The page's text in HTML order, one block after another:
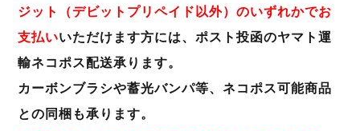
ジット（デビットプリペイド以外）のいずれかでお
支払いいただけます方には、ポスト投函のヤマト運
輸ネコポス配送承ります。
カーボンブラシや蓄光バンパ等、ネコポス可能商品
との同梱も承ります。